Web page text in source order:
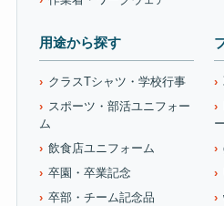
用途から探す
クラスTシャツ・学校行事
スポーツ・部活ユニフォー
ム
飲食店ユニフォーム
卒園・卒業記念
卒部・チーム記念品